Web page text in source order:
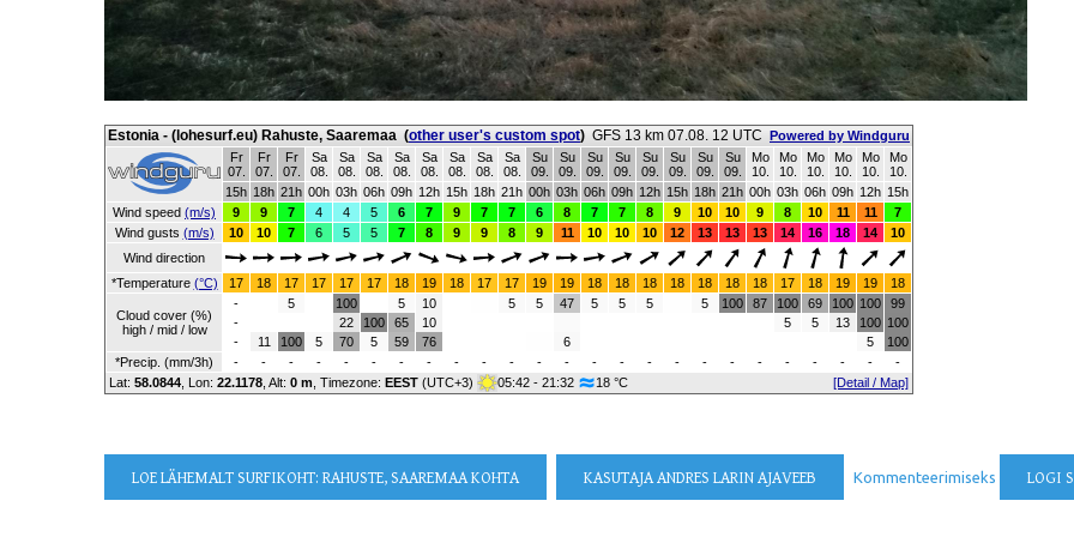
Estonia - (lohesurf.eu) Rahuste, Saaremaa (other user's custom spot) GFS 13 km 07.08. 12 UTC Powered by Windguru
Fr
07.
Fr
07.
Fr
07.
Sa
08.
Sa
08.
Sa
08.
Sa
08.
Sa
08.
Sa
08.
Sa
08.
Sa
08.
Su
09.
Su
09.
Su
09.
Su
09.
Su
09.
Su
09.
Su
09.
Su
09.
Mo
10.
Mo
10.
Mo
10.
Mo
10.
Mo
10.
Mo
10.
15h 18h 21h 00h 03h 06h 09h 12h 15h 18h 21h 00h 03h 06h 09h 12h 15h 18h 21h 00h 03h 06h 09h 12h 15h
Wind speed (m/s) 9 9 7 4 4 5 6 7 9 7 7 6 8 7 7 8 9 10 10 9 8 10 11 11
7
Wind gusts (m/s) 10 10 7 6 5 5 7 8 9 9 8 9 11 10 10 10 12 13 13 13 14 16 18 14
10
Wind direction
*Temperature (°C) 17 18 17 17 17 17 18 19 18 17 17 19 19 18 18 18 18 18 18 18 17 18 19 19 18
Cloud cover (%)
high / mid / low
-
-
-
11
5
100 5
100
22
70
100
5
5
65
59
10
10
76
5 5 47
6
5 5 5 5 100 87
100
5
69
5
100
13
100
100
5
99
100
100
*Precip. (mm/3h)
- - - - - - - - - - - - - - - - - - - - - - - -
-
Lat: 58.0844 , Lon: 22.1178 Alt: 0 m , Timezone: EEST (UTC+3) 05:42 - 21:32 18 °C [Detail / Map]
LOE LÄHEMALT SURFIKOHT: RAHUSTE, SAAREMAA KOHTA KASUTAJA ANDRES LARIN AJAVEEB Kommenteerimiseks LOGI